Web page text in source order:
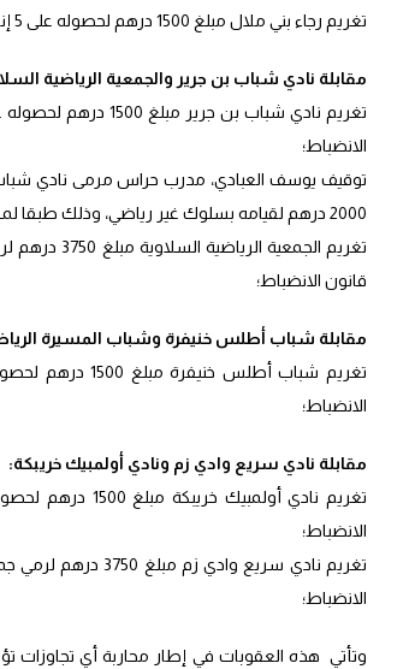
تغريم رجاء بني ملال مبلغ 1500 درهم لحصوله على 5 إنذارات، وذلك طبقا لمقتضيات المادتين 89 و51 من قانون الانضباط؛
مقابلة نادي شباب بن جرير والجمعية الرياضية
الانضباط؛
2000 درهم لقيامه بسلوك غير رياضي، وذلك طبقا لمقتضيات المادتين 86 و51 من قانون الانضباط؛
قانون الانضباط؛
مقابلة شباب أطلس خنيفرة وشباب المسيرة
الانضباط؛
مقابلة نادي سريع وادي زم ونادي أولمبيك خريبكة:
الانضباط؛
الانضباط؛
وتأتي هذه العقوبات في إطار محاربة أي تجاوزات